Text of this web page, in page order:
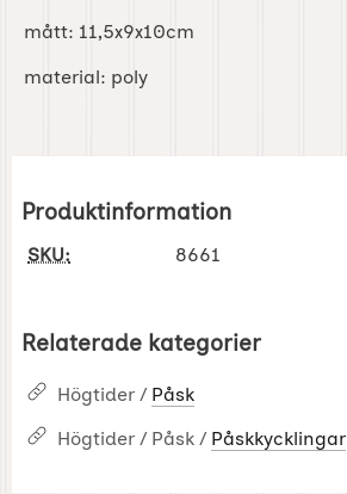
mått: 11,5x9x10cm
material: poly
Produktinformation
SKU: 8661
Relaterade kategorier
Högtider / Påsk
Högtider / Påsk / Påskkycklingar